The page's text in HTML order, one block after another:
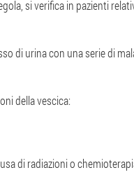
si verifica in pazienti
di urina con una serie di
della vescica:
di radiazioni o